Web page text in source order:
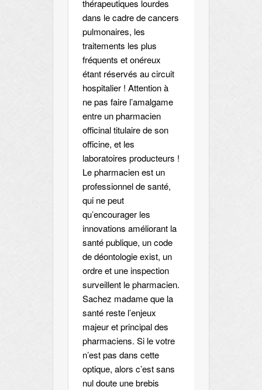
thérapeutiques lourdes
dans le cadre de cancers
pulmonaires, les
traitements les plus
fréquents et onéreux
étant réservés au circuit
hospitalier ! Attention à
ne pas faire l’amalgame
entre un pharmacien
officinal titulaire de son
officine, et les
laboratoires producteurs !
Le pharmacien est un
professionnel de santé,
qui ne peut
qu’encourager les
innovations améliorant la
santé publique, un code
de déontologie exist, un
ordre et une inspection
surveillent le pharmacien.
Sachez madame que la
santé reste l’enjeux
majeur et principal des
pharmaciens. Si le votre
n’est pas dans cette
optique, alors c’est sans
nul doute une brebis